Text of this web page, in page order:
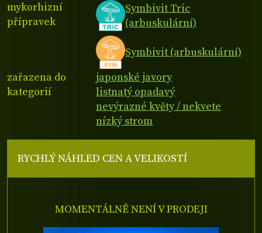
mykorhizní
přípravek
Symbivit Tric
(arbuskulární)
Symbivit (arbuskulární)
zařazena do
kategorií
japonské javory
listnatý opadavý
nevýrazné květy / nekvete
nízký strom
RYCHLÝ NÁHLED CEN A VELIKOSTÍ
MOMENTÁLNĚ NENÍ V PRODEJI